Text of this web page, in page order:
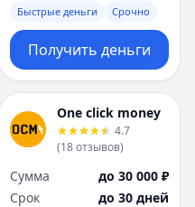
Быстрые деньги Срочно
Получить деньги
One click money
4.7
(18отзывов)
Сумма
до 30 000 ₽
Срок
до 30 дней